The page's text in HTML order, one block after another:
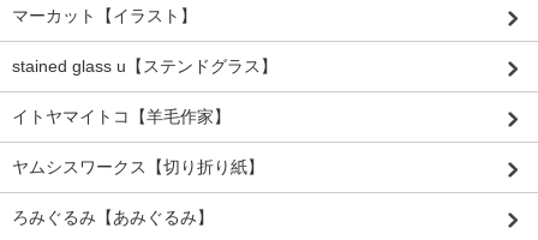
マーカット【イラスト】
stained glass u【ステンドグラス】
イトヤマイトコ【羊毛作家】
ヤムシスワークス【切り折り紙】
ろみぐるみ【あみぐるみ】